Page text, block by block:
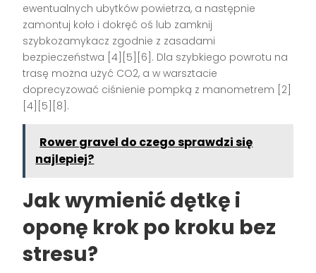
ewentualnych ubytków powietrza, a następnie
zamontuj koło i dokręć oś lub zamknij
szybkozamykacz zgodnie z zasadami
bezpieczeństwa [4][5][6]. Dla szybkiego powrotu na
trasę można użyć CO2, a w warsztacie
doprecyzować ciśnienie pompką z manometrem [2]
[4][5][8].
Rower gravel do czego sprawdzi się
najlepiej?
Jak wymienić dętkę i
oponę krok po kroku bez
stresu?